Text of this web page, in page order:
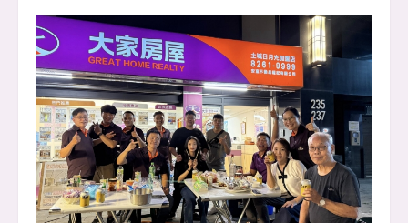
夜，安信團隊不談成交、不談業績， 只談「陪
伴」與「真心」。 看到孩子的笑容、長輩的感
謝、鄰居的鼓勵， 那份回饋，就是我們最珍貴的
收穫。 感謝玉華的熱情主持， 感謝每一位夥伴的
默默付出。 你們讓「安信」兩個字，不只是品
牌，而是信任的代名詞。 🌕 祝福所有支持我們的
朋友們： 中秋節快樂，幸福圓滿， 讓我們在未來
的每個日子裡，繼續一起照亮社區、服務人群。
#辛苦玉華主持晚會 #感恩夥伴有妳你真好 #團隊